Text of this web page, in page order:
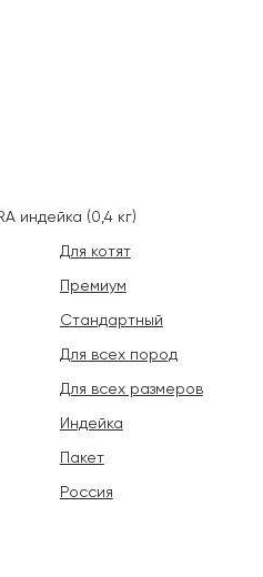
индейка (0,4 кг)
Для котят
Премиум
Стандартный
Для всех пород
Для всех размеров
Индейка
Пакет
Россия